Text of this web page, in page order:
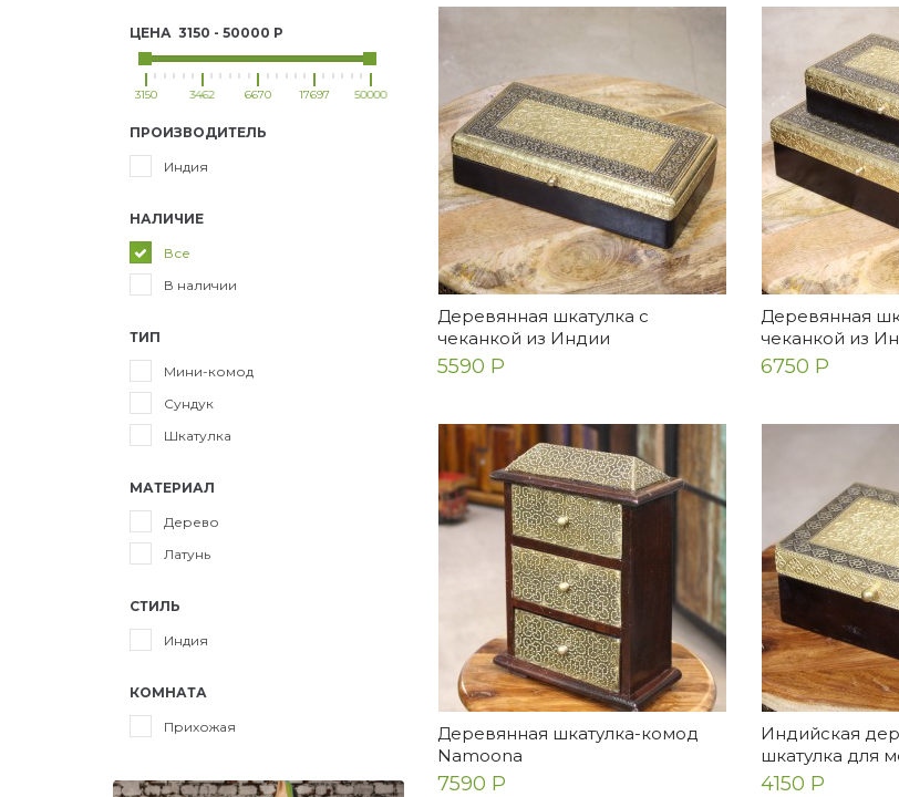
ЦЕНА 3150 - 50000 Р
3150 3462 6670 17697 50000
ПРОИЗВОДИТЕЛЬ
Индия
НАЛИЧИЕ
Все
В наличии
ТИП
Мини-комод
Сундук
Шкатулка
МАТЕРИАЛ
Дерево
Латунь
СТИЛЬ
Индия
КОМНАТА
Прихожая
Деревянная шкатулка с
чеканкой из Индии
5590 Р
Деревянная
чеканкой из
6750 Р
Деревянная шкатулка-комод
Namoona
7590 Р
Индийская
шкатулка для
4150 Р